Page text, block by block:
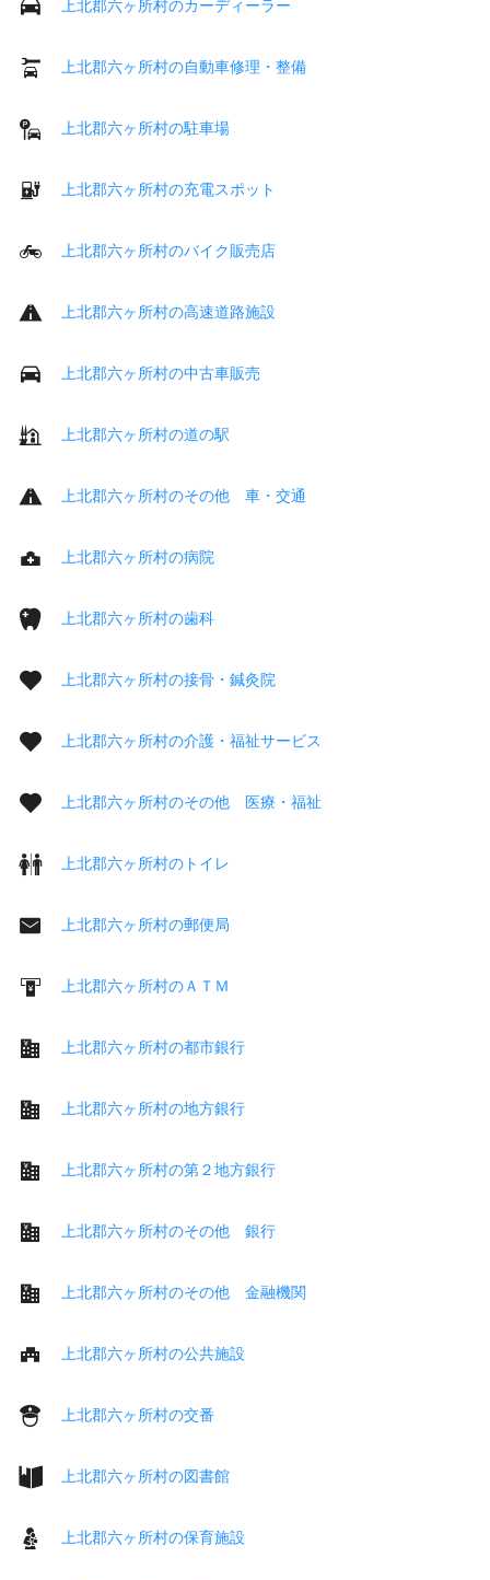
上北郡六ヶ所村のカーディーラー
上北郡六ヶ所村の自動車修理・整備
上北郡六ヶ所村の駐車場
上北郡六ヶ所村の充電スポット
上北郡六ヶ所村のバイク販売店
上北郡六ヶ所村の高速道路施設
上北郡六ヶ所村の中古車販売
上北郡六ヶ所村の道の駅
上北郡六ヶ所村のその他 車・交通
上北郡六ヶ所村の病院
上北郡六ヶ所村の歯科
上北郡六ヶ所村の接骨・鍼灸院
上北郡六ヶ所村の介護・福祉サービス
上北郡六ヶ所村のその他 医療・福祉
上北郡六ヶ所村のトイレ
上北郡六ヶ所村の郵便局
上北郡六ヶ所村のＡＴＭ
上北郡六ヶ所村の都市銀行
上北郡六ヶ所村の地方銀行
上北郡六ヶ所村の第２地方銀行
上北郡六ヶ所村のその他 銀行
上北郡六ヶ所村のその他 金融機関
上北郡六ヶ所村の公共施設
上北郡六ヶ所村の交番
上北郡六ヶ所村の図書館
上北郡六ヶ所村の保育施設